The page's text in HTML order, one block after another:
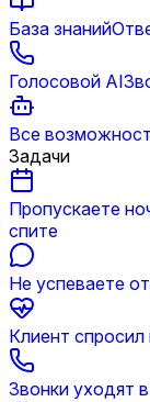
База знаний
Голосовой AI
Все
Задачи
Пропускаете
спите
Не успеваете
Клиент спросил
Звонки уходят